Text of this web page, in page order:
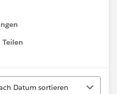
Teilen
menu
Datum sortieren